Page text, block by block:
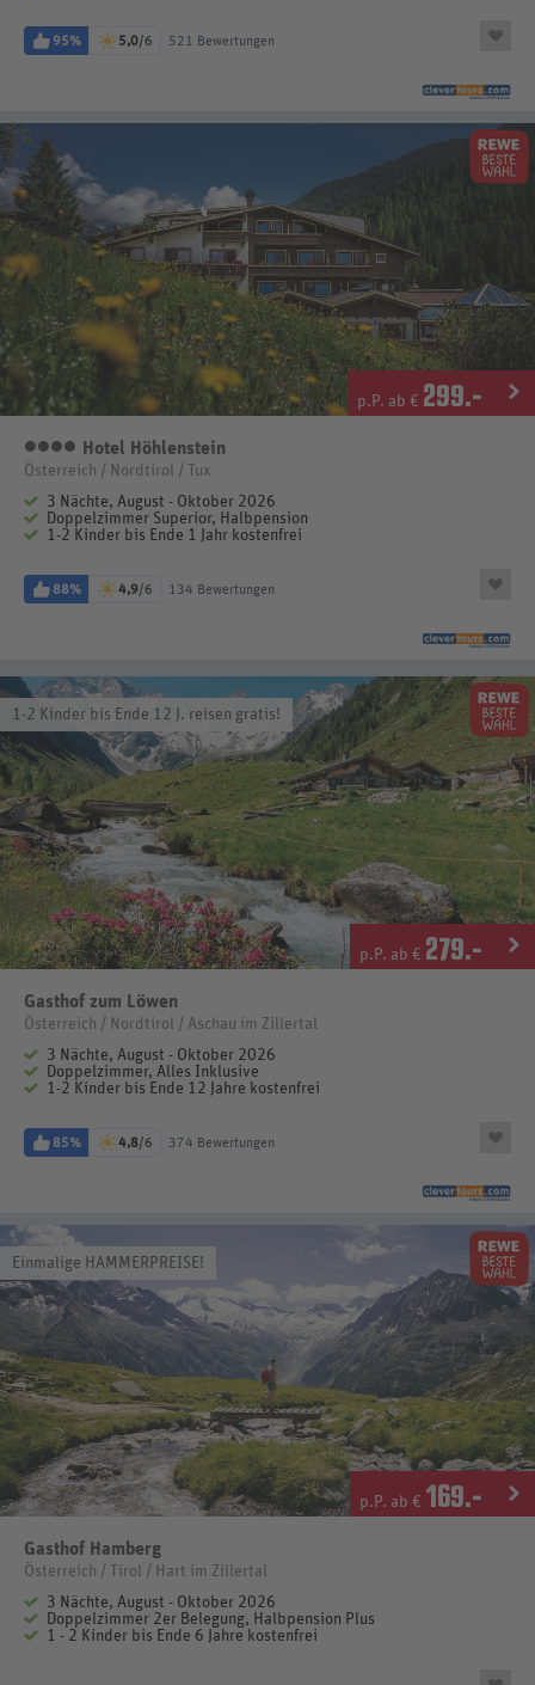
95% 5,0/6 521 Bewertungen
p.P. ab € 299.-
4 Sterne
Hotel Höhlenstein
Österreich / Nordtirol / Tux
3 Nächte, August - Oktober 2026
Doppelzimmer Superior, Halbpension
1-2 Kinder bis Ende 1 Jahr kostenfrei
88% 4,9/6 134 Bewertungen
1-2 Kinder bis Ende 12 J. reisen gratis!
p.P. ab € 279.-
Gasthof zum Löwen
Österreich / Nordtirol / Aschau im Zillertal
3 Nächte, August - Oktober 2026
Doppelzimmer, Alles Inklusive
1-2 Kinder bis Ende 12 Jahre kostenfrei
85% 4,8/6 374 Bewertungen
Einmalige HAMMERPREISE!
p.P. ab € 169.-
Gasthof Hamberg
Österreich / Tirol / Hart im Zillertal
3 Nächte, August - Oktober 2026
Doppelzimmer 2er Belegung, Halbpension Plus
1 - 2 Kinder bis Ende 6 Jahre kostenfrei